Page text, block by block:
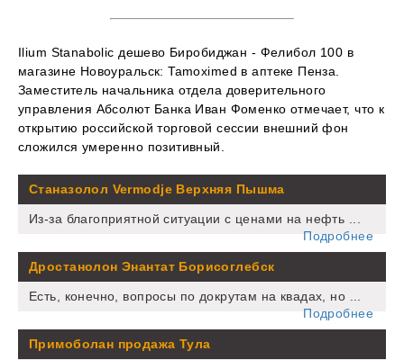
Ilium Stanabolic дешево Биробиджан - Фелибол 100 в
магазине Новоуральск: Tamoximed в аптеке Пенза.
Заместитель начальника отдела доверительного
управления Абсолют Банка Иван Фоменко отмечает, что к
открытию российской торговой сессии внешний фон
сложился умеренно позитивный.
Станазолол Vermodje Верхняя Пышма
Из-за благоприятной ситуации с ценами на нефть ...
Подробнее
Дростанолон Энантат Борисоглебск
Есть, конечно, вопросы по докрутам на квадах, но ...
Подробнее
Примоболан продажа Тула